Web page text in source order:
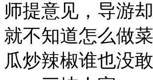
师提意见，导游
就不知道怎么做
瓜炒辣椒谁也没